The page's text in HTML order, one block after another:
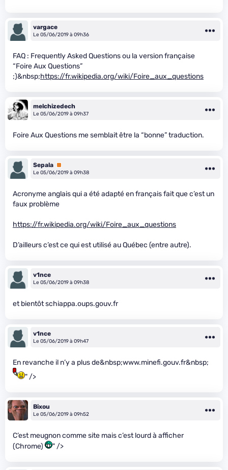
vargace
Le 05/06/2019 à 09h36
FAQ : Frequently Asked Questions ou la version française
“Foire Aux Questions”
;)&nbsp;https://fr.wikipedia.org/wiki/Foire_aux_questions
melchizedech
Le 05/06/2019 à 09h37
Foire Aux Questions me semblait être la “bonne” traduction.
Sepala Premium
Le 05/06/2019 à 09h38
Acronyme anglais qui a été adapté en français fait que c’est un
faux problème
https://fr.wikipedia.org/wiki/Foire_aux_questions
D’ailleurs c’est ce qui est utilisé au Québec (entre autre).
v1nce
Le 05/06/2019 à 09h38
et bientôt schiappa.oups.gouv.fr
v1nce
Le 05/06/2019 à 09h47
En revanche il n’y a plus de&nbsp;www.minefi.gouv.fr&nbsp;
" />
Bixou
Le 05/06/2019 à 09h52
C’est meugnon comme site mais c’est lourd à afficher
(Chrome)
" />